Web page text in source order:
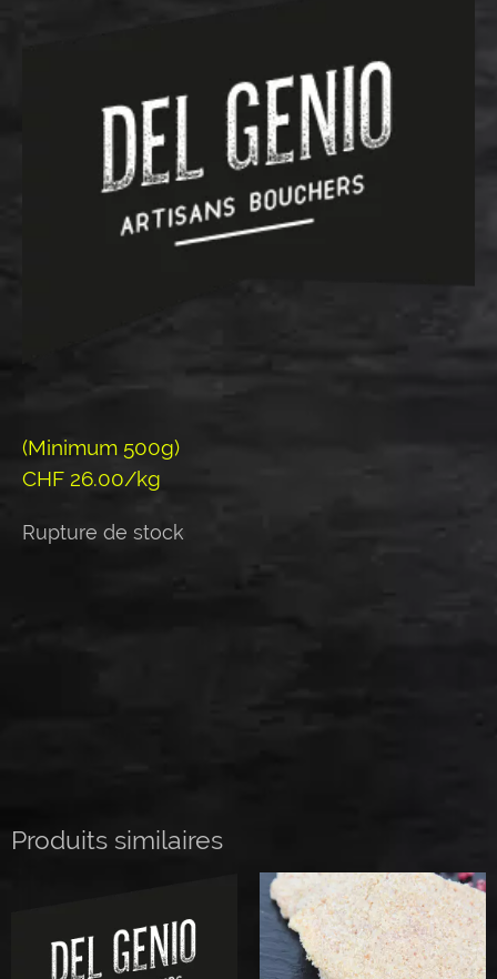
(Minimum 500g)
CHF 26.00/kg
Rupture de stock
Produits similaires